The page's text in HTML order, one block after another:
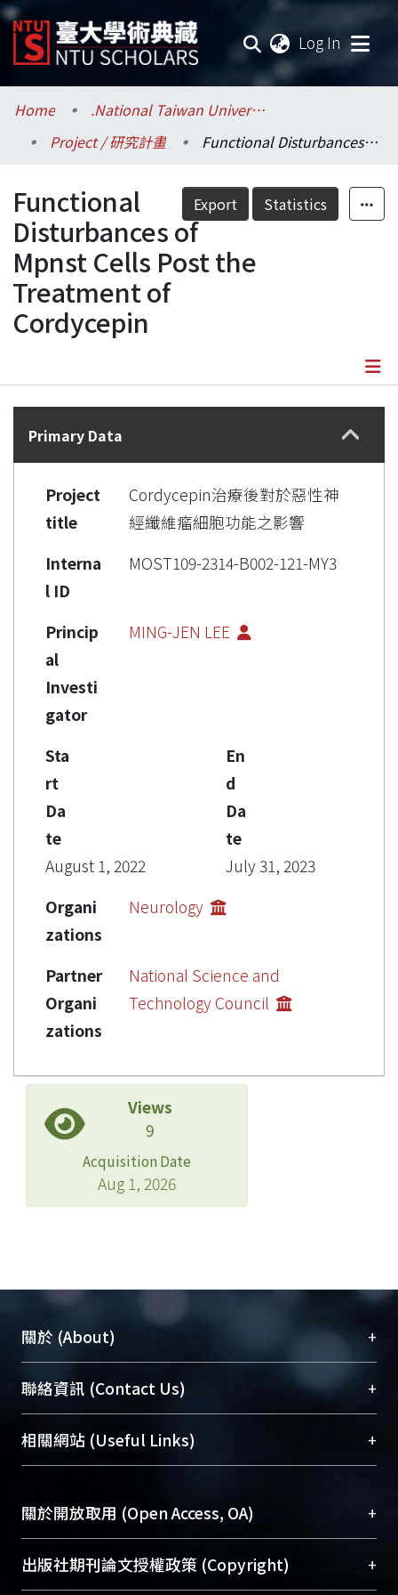
Log In
Communities & Collections
Research Outputs
Fundings & Projects
Researchers
Organizations
Statistics
Home
.National Taiwan University / 國立臺灣大學
Project / 研究計畫
Functional Disturbances of Mpnst Cells Post the Treatment of Cordycepin
Export Statistics
Functional
Disturbances of
Mpnst Cells Post the
Treatment of
Cordycepin
Details
Primary Data
Project
title
Cordycepin治療後對於惡性神
經纖維瘤細胞功能之影響
Interna
l ID
MOST109-2314-B002-121-MY3
Princip
al
Investi
gator
MING-JEN LEE
Sta
rt
Da
te
August 1, 2022
En
d
Da
te
July 31, 2023
Organi
zations
Neurology
Partner
Organi
zations
National Science and
Technology Council
Views
9
Acquisition Date
Aug 1, 2026
關於 (About) +
臺大位居世界頂尖大學之列，為永久珍藏及向國際
展現本校豐碩的研究成果及學術能量，圖書館整合
機構典藏（NTUR）與學術庫（AH）不同功能平
台，成為臺大學術典藏NTU scholars。期能整合研
成果。
To permanently archive and promote researcher
profiles and scholarly works, Library integrates the
services of “NTU Repository” with “Academic
聯絡資訊 (Contact Us) +
總館學科館員(Main Library)
醫學圖書館學科館員(Medical Library)
Sciences Library)
相關網站 (Useful Links) +
關於開放取用 (Open Access, OA) +
開放取用是從使用者角度提升資訊取用性的社會運
動，應用在學術研究上是透過將研究著作公開供使
出版社期刊論文授權政策 (Copyright) +